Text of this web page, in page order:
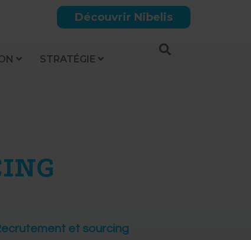
Découvrir Nibelis
STRATÉGIE
et sourcing